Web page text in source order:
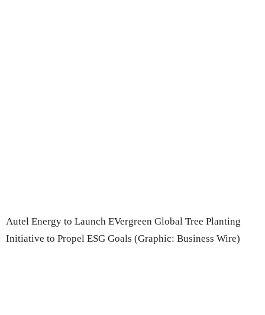
Autel Energy to Launch EVergreen Global Tree Planting
Initiative to Propel ESG Goals (Graphic: Business Wire)